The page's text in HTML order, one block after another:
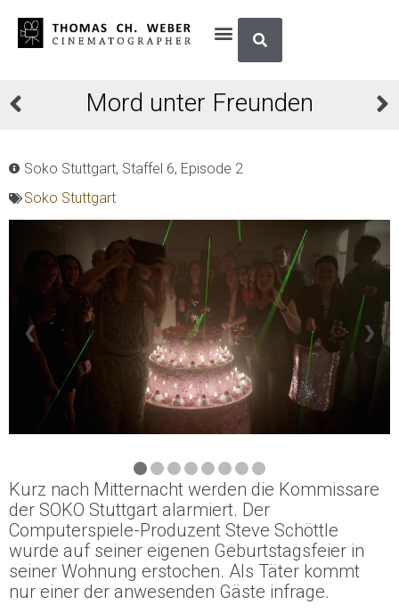
Mord unter Freunden
Soko Stuttgart, Staffel 6, Episode 2
Soko Stuttgart
❮ ❯
Kurz nach Mitternacht werden die Kommissare
der SOKO Stuttgart alarmiert. Der
Computerspiele-Produzent Steve Schöttle
wurde auf seiner eigenen Geburtstagsfeier in
seiner Wohnung erstochen. Als Täter kommt
nur einer der anwesenden Gäste infrage.